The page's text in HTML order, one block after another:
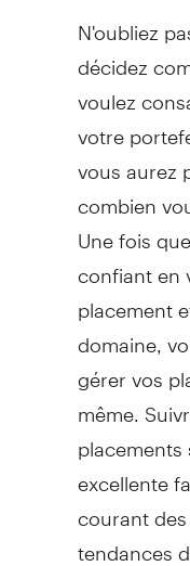
N'oubliez
décidez
voulez
votre
vous aurez
combien
Une fois
confiant en
placement
domaine,
gérer vos
même.
excellente
courant
tendances